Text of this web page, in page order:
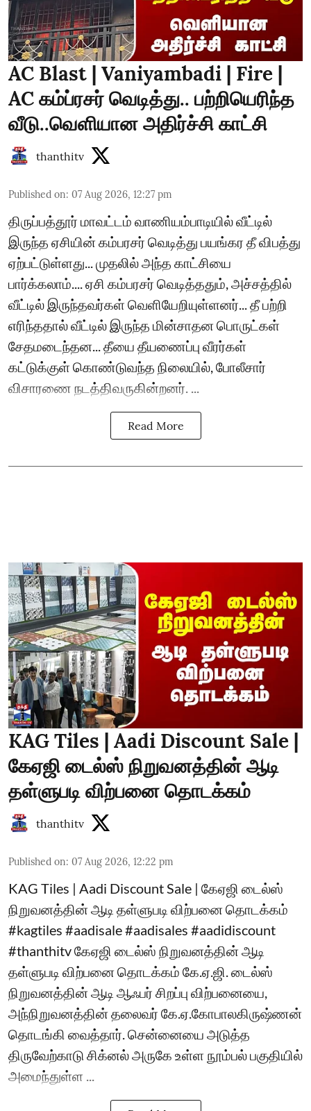
AC Blast | Vaniyambadi | Fire |
AC கம்ப்ரசர் வெடித்து.. பற்றியெரிந்த
வீடு..வெளியான அதிர்ச்சி காட்சி
thanthitv
Published on: 07 Aug 2026, 12:27 pm
திருப்பத்தூர் மாவட்டம் வாணியம்பாடியில் வீட்டில்
இருந்த ஏசியின் கம்பரசர் வெடித்து பயங்கர தீ விபத்து
ஏற்பட்டுள்ளது... முதலில் அந்த காட்சியை
பார்க்கலாம்.... ஏசி கம்பரசர் வெடித்ததும், அச்சத்தில்
வீட்டில் இருந்தவர்கள் வெளியேறியுள்ளனர்... தீ பற்றி
எரிந்ததால் வீட்டில் இருந்த மின்சாதன பொருட்கள்
சேதமடைந்தன... தீயை தீயணைப்பு வீரர்கள்
கட்டுக்குள் கொண்டுவந்த நிலையில், போலீசார்
விசாரணை நடத்திவருகின்றனர். ...
Read More
KAG Tiles | Aadi Discount Sale |
கேஏஜி டைல்ஸ் நிறுவனத்தின் ஆடி
தள்ளுபடி விற்பனை தொடக்கம்
thanthitv
Published on: 07 Aug 2026, 12:22 pm
KAG Tiles | Aadi Discount Sale | கேஏஜி டைல்ஸ்
நிறுவனத்தின் ஆடி தள்ளுபடி விற்பனை தொடக்கம்
#kagtiles #aadisale #aadisales #aadidiscount
#thanthitv கேஏஜி டைல்ஸ் நிறுவனத்தின் ஆடி
தள்ளுபடி விற்பனை தொடக்கம் கே.ஏ.ஜி. டைல்ஸ்
நிறுவனத்தின் ஆடி ஆஃபர் சிறப்பு விற்பனையை,
அந்நிறுவனத்தின் தலைவர் கே.ஏ.கோபாலகிருஷ்ணன்
தொடங்கி வைத்தார். சென்னையை அடுத்த
திருவேற்காடு சிக்னல் அருகே உள்ள நூம்பல் பகுதியில்
அமைந்துள்ள ...